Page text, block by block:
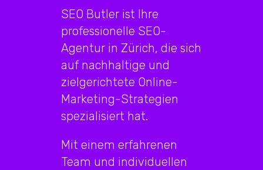
SEO Butler ist Ihre
professionelle SEO-
Agentur in Zürich, die sich
auf nachhaltige und
zielgerichtete Online-
Marketing-Strategien
spezialisiert hat.
Mit einem erfahrenen
Team und individuellen